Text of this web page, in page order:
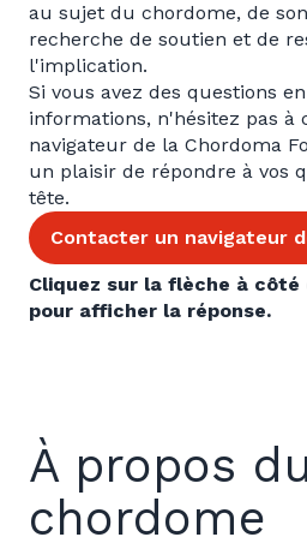
au sujet du chordome, de
recherche de soutien et de
l'implication.
Si vous avez des questions
informations, n'hésitez pas à
navigateur de la Chordoma
un plaisir de répondre à vos
tête.
Contacter un navigateur
Cliquez sur la flèche à
pour afficher la réponse.
À propos
chordome